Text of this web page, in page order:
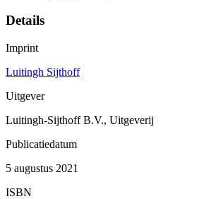
Details
Imprint
Luitingh Sijthoff
Uitgever
Luitingh-Sijthoff B.V., Uitgeverij
Publicatiedatum
5 augustus 2021
ISBN